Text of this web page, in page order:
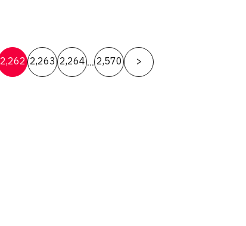
2,262 2,263 2,264 … 2,570 >